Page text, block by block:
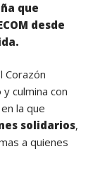
que
desde
culmina con
la que
solidarios,
a quienes